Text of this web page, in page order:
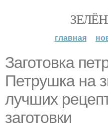
главная
Заготовка
Петрушка на
лучших
заготовки